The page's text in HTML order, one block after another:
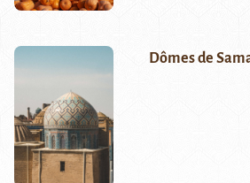
Dômes de